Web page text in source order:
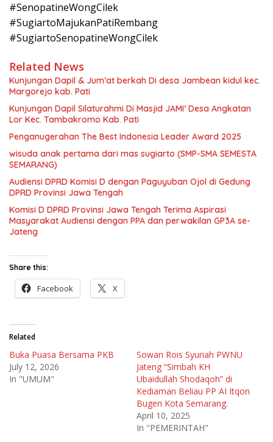
#SenopatineWongCilek
#SugiartoMajukanPatiRembang
#SugiartoSenopatineWongCilek
Related News
Kunjungan Dapil & Jum’at berkah Di desa Jambean kidul kec.
Margorejo kab. Pati
Kunjungan Dapil Silaturahmi Di Masjid JAMI’ Desa Angkatan
Lor Kec. Tambakromo Kab. Pati
Penganugerahan The Best Indonesia Leader Award 2025
wisuda anak pertama dari mas sugiarto (SMP-SMA SEMESTA
SEMARANG)
Audiensi DPRD Komisi D dengan Paguyuban Ojol di Gedung
DPRD Provinsi Jawa Tengah
Komisi D DPRD Provinsi Jawa Tengah Terima Aspirasi
Masyarakat Audiensi dengan PPA dan perwakilan GP3A se-
Jateng
Share this:
Facebook X
Related
Buka Puasa Bersama PKB
July 12, 2026
In "UMUM"
Sowan Rois Syuriah PWNU
Jateng “Simbah KH
Ubaidullah Shodaqoh” di
Kediaman Beliau PP AI Itqon
Bugen Kota Semarang.
April 10, 2025
In "PEMERINTAH"